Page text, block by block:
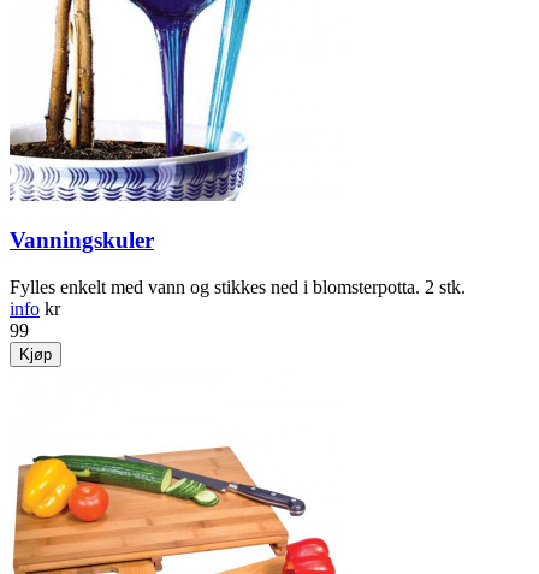
Vanningskuler
Fylles enkelt med vann og stikkes ned i blomsterpotta. 2 stk.
info kr
99
Kjøp